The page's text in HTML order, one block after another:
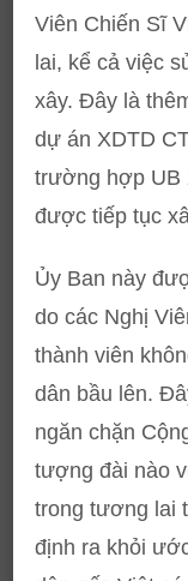
Viên Chiến Sĩ
lai, kể cả việc
xây. Đây là
dự án XDTD
trường hợp UB
được tiếp tục
Ủy Ban này
do các Nghị
thành viên
dân bầu lên.
ngăn chặn
tượng đài nào
trong tương lai
định ra khỏi